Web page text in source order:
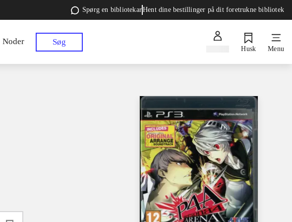
Spørg en bibliotekarHent dine bestillinger på dit foretrukne bibliotek
Noder Søg
Husk Menu